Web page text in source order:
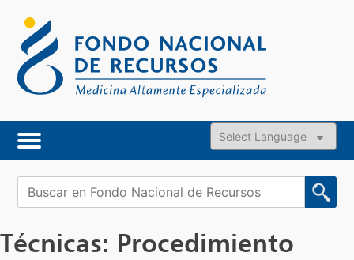
content
Powered by
Buscar:
Técnicas: Procedimiento